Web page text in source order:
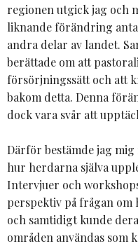
regionen utgick jag och
liknande förändring
andra delar av landet.
berättade om att
försörjningssätt och att
bakom detta. Denna
dock vara svår att
Därför bestämde jag
hur herdarna själva
Intervjuer och
perspektiv på frågan
och samtidigt kunde
områden användas